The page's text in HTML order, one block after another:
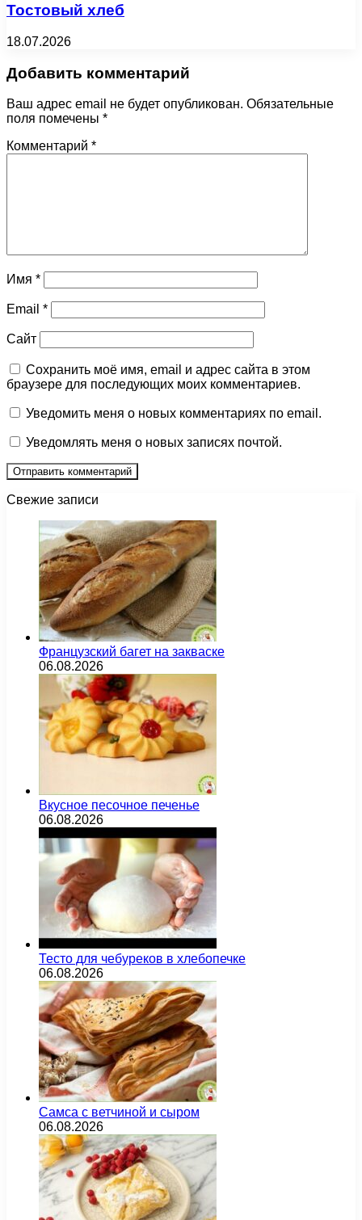
Тостовый хлеб
18.07.2026
Добавить комментарий
Ваш адрес email не будет опубликован. Обязательные
поля помечены *
Комментарий *
Имя *
Email *
Сайт
Сохранить моё имя, email и адрес сайта в этом
браузере для последующих моих комментариев.
Уведомить меня о новых комментариях по email.
Уведомлять меня о новых записях почтой.
Свежие записи
Французский багет на закваске
06.08.2026
Вкусное песочное печенье
06.08.2026
Тесто для чебуреков в хлебопечке
06.08.2026
Самса с ветчиной и сыром
06.08.2026